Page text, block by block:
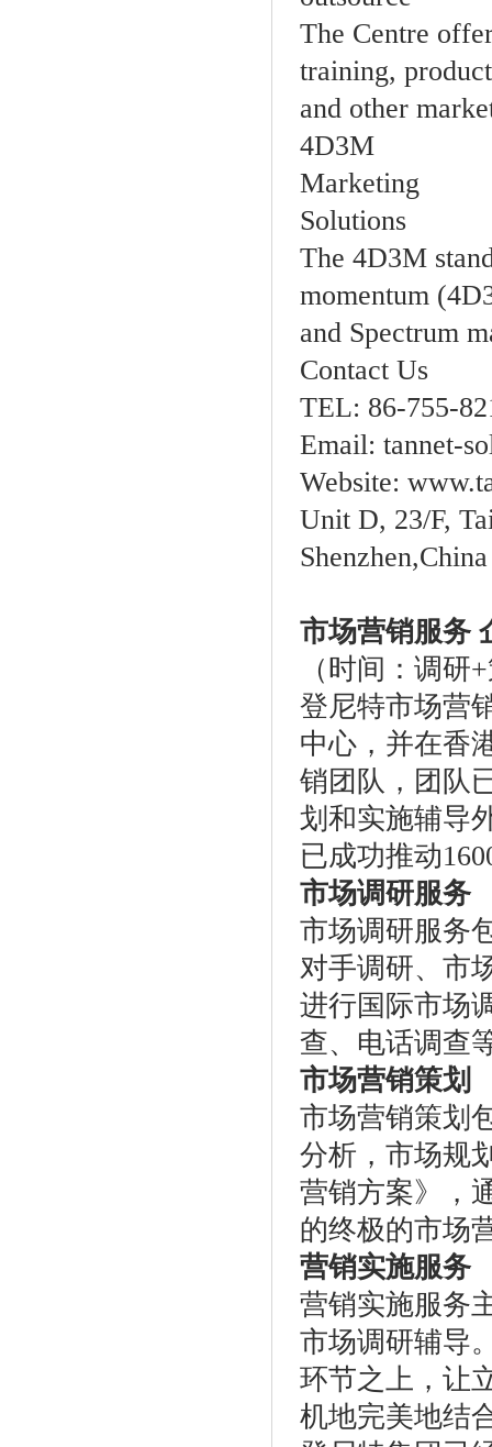
The Centre
training,
and other
4D3M
Marketing
Solutions
The 4D3M
momentum
and Spectrum
Contact Us
TEL: 86-755-
Email: tannet-
Website:
Unit D, 23/F,
Shenzhen,China
市场营销服务
（时间：调研
登尼特市场营
中心，并在香
销团队，团队
划和实施辅导
已成功推动
市场调研服务
市场调研服务
对手调研、市
进行国际市场
查、电话调查
市场营销策划
市场营销策划
分析，市场规
营销方案》，
的终极的市场
营销实施服务
营销实施服务
市场调研辅导
环节之上，让
机地完美地结